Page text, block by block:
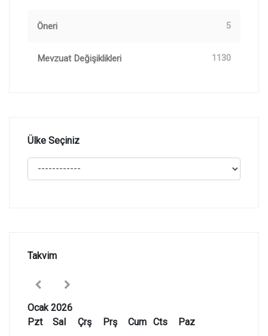
Öneri 5
Mevzuat Değişiklikleri 1130
Ülke Seçiniz
Takvim
Ocak 2026
Pzt
Sal Çrş Prş Cum Cts
Paz